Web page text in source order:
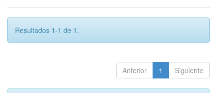
Resultados 1-1 de 1.
Anterior 1 Siguiente